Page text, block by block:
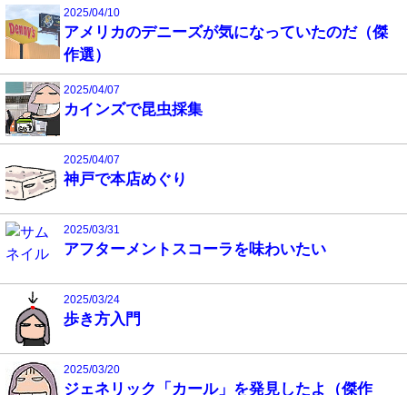
2025/04/10
アメリカのデニーズが気になっていたのだ（傑
作選）
2025/04/07
カインズで昆虫採集
2025/04/07
神戸で本店めぐり
2025/03/31
アフターメントスコーラを味わいたい
2025/03/24
歩き方入門
2025/03/20
ジェネリック「カール」を発見したよ（傑作